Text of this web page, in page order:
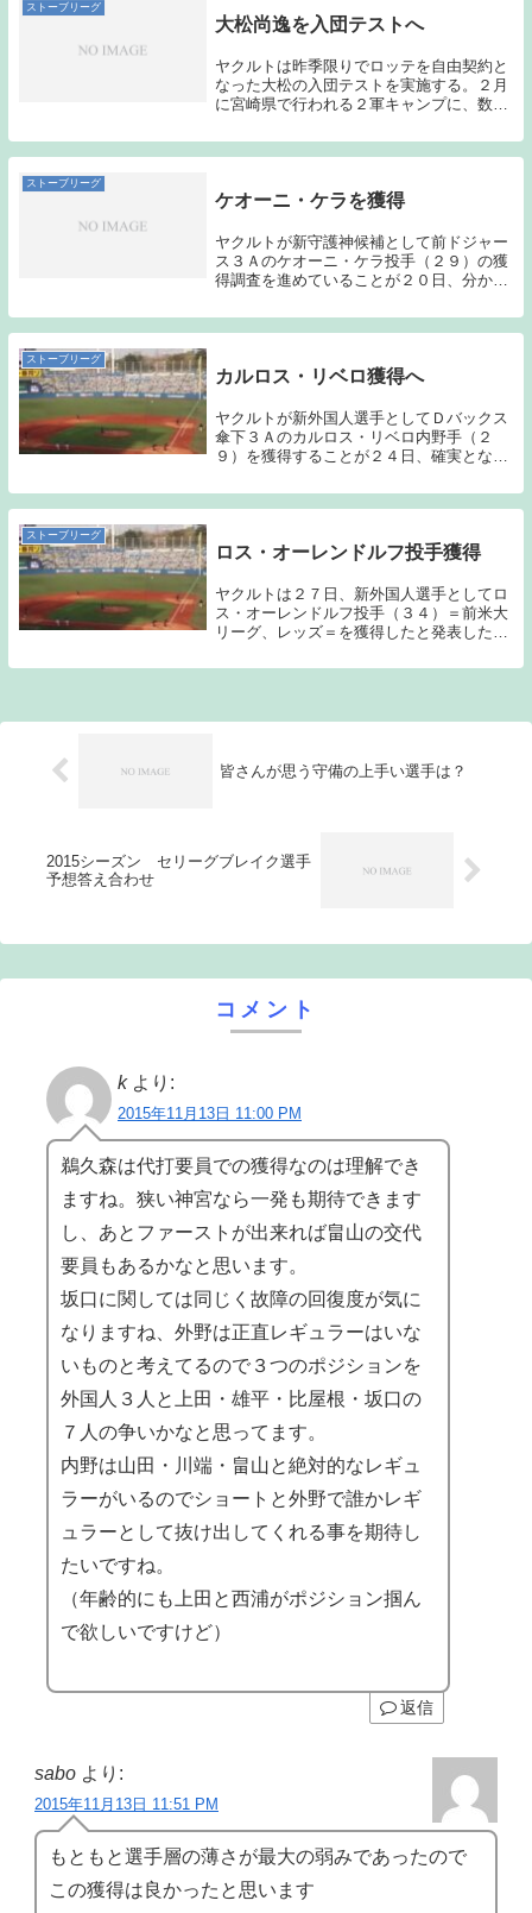
ストーブリーグ
大松尚逸を入団テストへ
ヤクルトは昨季限りでロッテを自由契約と
なった大松の入団テストを実施する。２月
に宮崎県で行われる２軍キャンプに、数日
左打者を探していた。 ３４歳の大松は昨
季は右アキレス腱断裂で１軍出場なしに終
ストーブリーグ
ケオーニ・ケラを獲得
ヤクルトが新守護神候補として前ドジャー
ス３Ａのケオーニ・ケラ投手（２９）の獲
得調査を進めていることが２０日、分かっ
４３試合に登板し、２０１８年に２４セー
ブを挙げるなど実績は十分。サンケイスポ
ストーブリーグ
カルロス・リベロ獲得へ
ヤクルトが新外国人選手としてＤバックス
傘下３Ａのカルロス・リベロ内野手（２
９）を獲得することが２４日、確実となっ
ことで合意しました。本人、代理人との契
約は最終段階に入ってますが、最後の最後
ストーブリーグ
ロス・オーレンドルフ投手獲得
ヤクルトは２７日、新外国人選手としてロ
ス・オーレンドルフ投手（３４）＝前米大
リーグ、レッズ＝を獲得したと発表した。
６００万円）。背番号は３４に決まった。
皆さんが思う守備の上手い選手は？
2015シーズン セリーグブレイク選手
予想答え合わせ
コメント
k より:
2015年11月13日 11:00 PM
鵜久森は代打要員での獲得なのは理解でき
ますね。狭い神宮なら一発も期待できます
し、あとファーストが出来れば畠山の交代
要員もあるかなと思います。
坂口に関しては同じく故障の回復度が気に
なりますね、外野は正直レギュラーはいな
いものと考えてるので３つのポジションを
外国人３人と上田・雄平・比屋根・坂口の
７人の争いかなと思ってます。
内野は山田・川端・畠山と絶対的なレギュ
ラーがいるのでショートと外野で誰かレギ
ュラーとして抜け出してくれる事を期待し
たいですね。
（年齢的にも上田と西浦がポジション掴ん
で欲しいですけど）
返信
sabo より:
2015年11月13日 11:51 PM
もともと選手層の薄さが最大の弱みであったので
この獲得は良かったと思います